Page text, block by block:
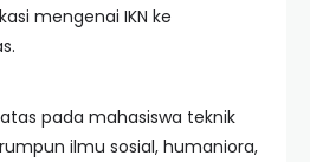
mengenai IKN ke
pada mahasiswa teknik
ilmu sosial, humaniora,